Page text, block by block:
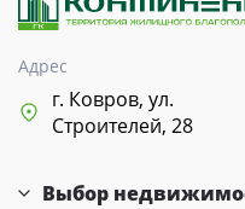
Адрес
г. Ковров, ул.
Строителей, 28
Выбор